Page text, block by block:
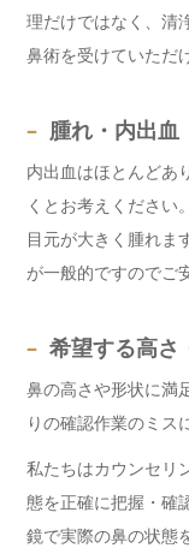
理だけではなく、清
鼻術を受けていただ
– 腫れ・内出血
内出血はほとんどあ
くとお考えください
目元が大きく腫れま
が一般的ですのでご
– 希望する高さ
鼻の高さや形状に満
りの確認作業のミス
私たちはカウンセリ
態を正確に把握・確
鏡で実際の鼻の状態